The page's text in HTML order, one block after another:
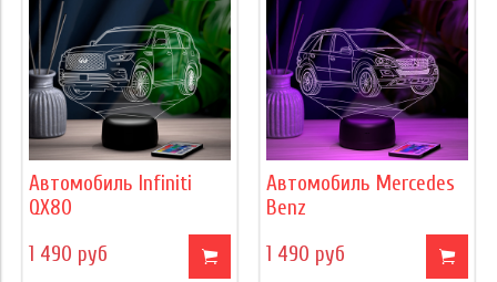
Автомобиль Infiniti
QX80
1 490 руб
Автомобиль Mercedes
Benz
1 490 руб